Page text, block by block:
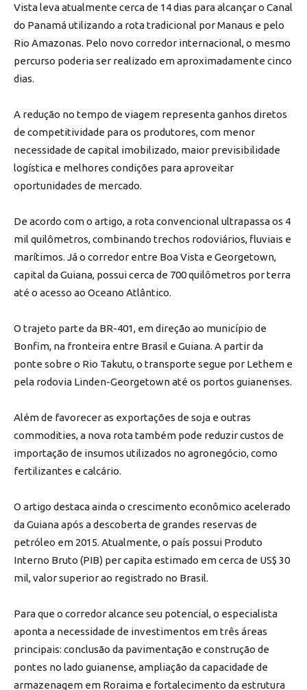
Vista leva atualmente cerca de 14 dias para alcançar o Canal
do Panamá utilizando a rota tradicional por Manaus e pelo
Rio Amazonas. Pelo novo corredor internacional, o mesmo
percurso poderia ser realizado em aproximadamente cinco
dias.
A redução no tempo de viagem representa ganhos diretos
de competitividade para os produtores, com menor
necessidade de capital imobilizado, maior previsibilidade
logística e melhores condições para aproveitar
oportunidades de mercado.
De acordo com o artigo, a rota convencional ultrapassa os 4
mil quilômetros, combinando trechos rodoviários, fluviais e
marítimos. Já o corredor entre Boa Vista e Georgetown,
capital da Guiana, possui cerca de 700 quilômetros por terra
até o acesso ao Oceano Atlântico.
O trajeto parte da BR-401, em direção ao município de
Bonfim, na fronteira entre Brasil e Guiana. A partir da
ponte sobre o Rio Takutu, o transporte segue por Lethem e
pela rodovia Linden-Georgetown até os portos guianenses.
Além de favorecer as exportações de soja e outras
commodities, a nova rota também pode reduzir custos de
importação de insumos utilizados no agronegócio, como
fertilizantes e calcário.
O artigo destaca ainda o crescimento econômico acelerado
da Guiana após a descoberta de grandes reservas de
petróleo em 2015. Atualmente, o país possui Produto
Interno Bruto (PIB) per capita estimado em cerca de US$ 30
mil, valor superior ao registrado no Brasil.
Para que o corredor alcance seu potencial, o especialista
aponta a necessidade de investimentos em três áreas
principais: conclusão da pavimentação e construção de
pontes no lado guianense, ampliação da capacidade de
armazenagem em Roraima e fortalecimento da estrutura